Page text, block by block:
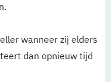
wanneer zij elders
dan opnieuw tijd